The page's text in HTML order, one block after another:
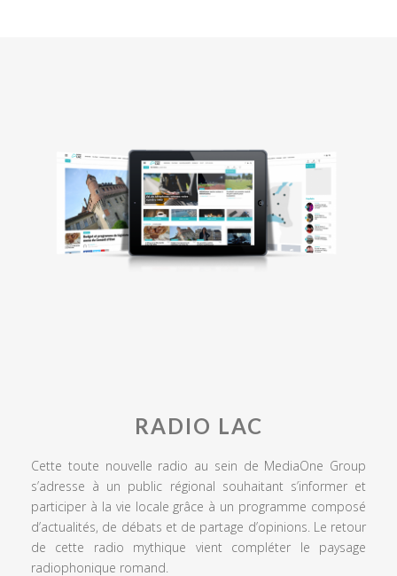
RADIO LAC
Cette toute nouvelle radio au sein de MediaOne Group
s’adresse à un public régional souhaitant s’informer et
participer à la vie locale grâce à un programme composé
d’actualités, de débats et de partage d’opinions. Le retour
de cette radio mythique vient compléter le paysage
radiophonique romand.